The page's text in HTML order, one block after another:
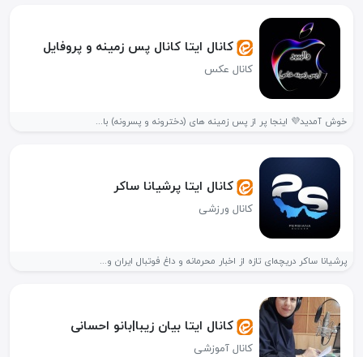
کانال ایتا کانال پس زمینه و پروفایل
کانال عکس
خوش آمدید💜 اینجا پر از پس زمینه های (دخترونه و پسرونه) با...
کانال ایتا پرشیانا ساکر
کانال ورزشی
پرشیانا ساکر دریچه‌ای تازه از اخبار محرمانه و داغ فوتبال ایران و...
کانال ایتا بيان زیبا|بانو احسانی
کانال آموزشی